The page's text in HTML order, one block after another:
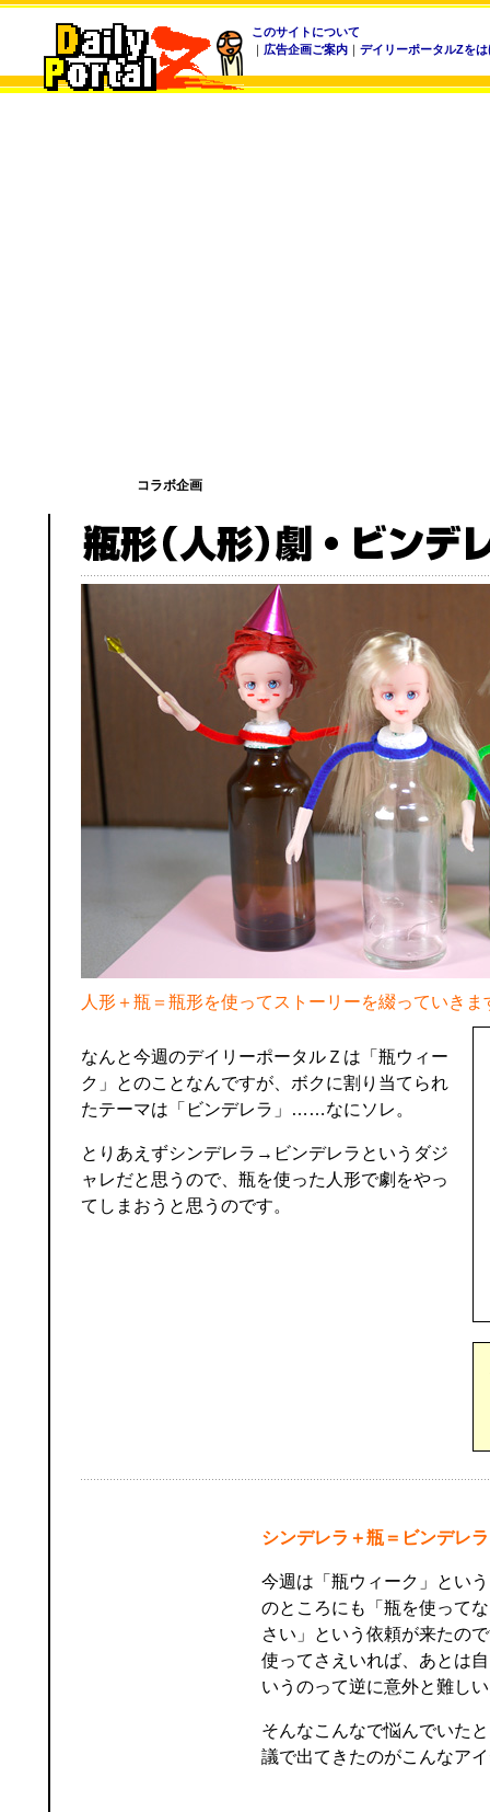
このサイトについて
｜ 広告企画ご案内 ｜ デイリーポータルZを
コラボ企画
人形＋瓶＝瓶形を使ってストーリーを綴っていきま
なんと今週のデイリーポータルＺは「瓶ウィー
ク」とのことなんですが、ボクに割り当てられ
たテーマは「ビンデレラ」……なにソレ。
とりあえずシンデレラ→ビンデレラというダジ
ャレだと思うので、瓶を使った人形で劇をやっ
てしまおうと思うのです。
シンデレラ＋瓶＝ビンデレラ
今週は「瓶ウィーク」とい
のところにも「瓶を使って
さい」という依頼が来たの
使ってさえいれば、あとは
いうのって逆に意外と難し
そんなこんなで悩んでいた
議で出てきたのがこんなア